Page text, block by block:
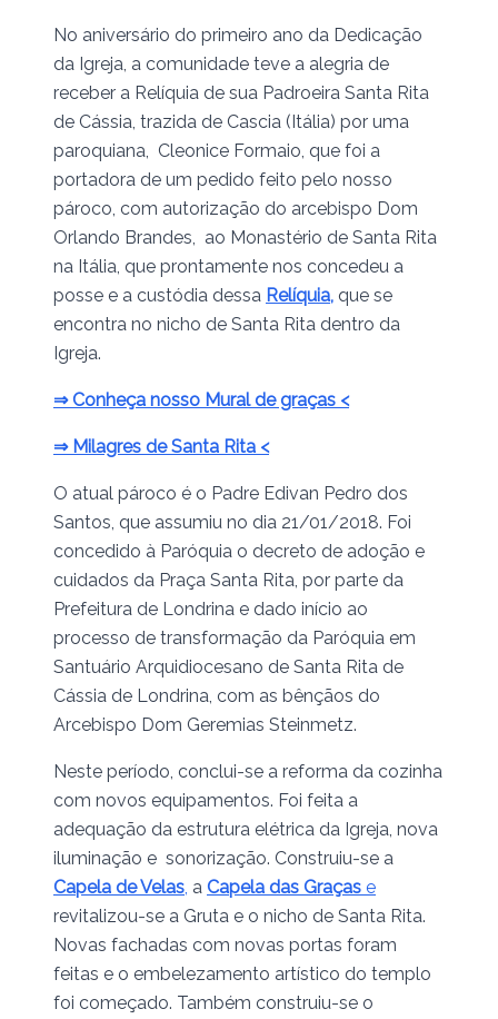
No aniversário do primeiro ano da Dedicação
da Igreja, a comunidade teve a alegria de
receber a Relíquia de sua Padroeira Santa Rita
de Cássia, trazida de Cascia (Itália) por uma
paroquiana, Cleonice Formaio, que foi a
portadora de um pedido feito pelo nosso
pároco, com autorização do arcebispo Dom
Orlando Brandes, ao Monastério de Santa Rita
na Itália, que prontamente nos concedeu a
posse e a custódia dessa Relíquia, que se
encontra no nicho de Santa Rita dentro da
Igreja.
⇒ Conheça nosso Mural de graças <
⇒ Milagres de Santa Rita <
O atual pároco é o Padre Edivan Pedro dos
Santos, que assumiu no dia 21/01/2018. Foi
concedido à Paróquia o decreto de adoção e
cuidados da Praça Santa Rita, por parte da
Prefeitura de Londrina e dado início ao
processo de transformação da Paróquia em
Santuário Arquidiocesano de Santa Rita de
Cássia de Londrina, com as bênçãos do
Arcebispo Dom Geremias Steinmetz.
Neste período, conclui-se a reforma da cozinha
com novos equipamentos. Foi feita a
adequação da estrutura elétrica da Igreja, nova
iluminação e sonorização. Construiu-se a
Capela de Velas a Capela das Graças e
revitalizou-se a Gruta e o nicho de Santa Rita.
Novas fachadas com novas portas foram
feitas e o embelezamento artístico do templo
foi começado. Também construiu-se o